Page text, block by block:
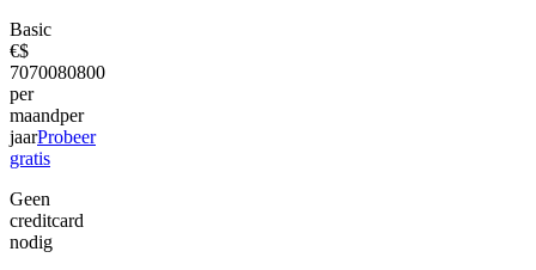
Basic
€$
7070080800
per
maandper
jaarProbeer
gratis
Geen
creditcard
nodig